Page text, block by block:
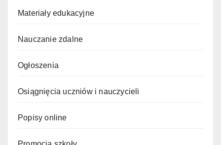
Materiały edukacyjne
Nauczanie zdalne
Ogłoszenia
Osiągnięcia uczniów i nauczycieli
Popisy online